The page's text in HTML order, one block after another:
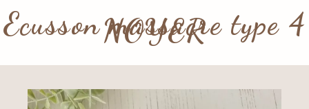
Ecusson massacre type 4
NOYER